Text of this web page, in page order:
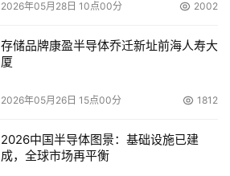
2026年05月28日 10点00分 2002
存储品牌康盈半导体乔迁新址前海人寿大
厦
2026年05月26日 15点00分 1812
2026中国半导体图景：基础设施已建
成，全球市场再平衡